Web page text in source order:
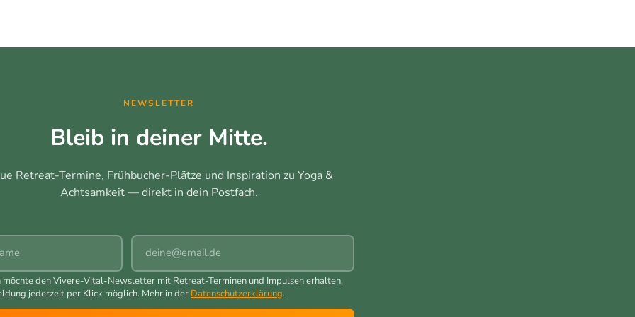
NEWSLETTER
Bleib in deiner Mitte.
Retreat-Termine, Frühbucher-Plätze und Inspiration zu Yoga &
Achtsamkeit — direkt in dein Postfach.
E-Mail
möchte den Vivere-Vital-Newsletter mit Retreat-Terminen und Impulsen erhalten.
jederzeit per Klick möglich. Mehr in der Datenschutzerklärung.